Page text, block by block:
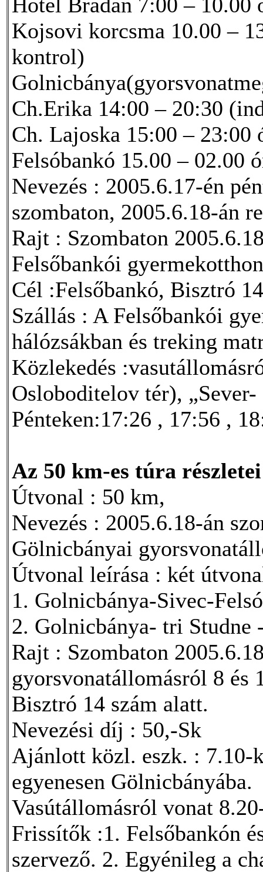
Kojsovi korcsma 10.00 –
kontrol)
Ch.Erika 14:00 – 20:30
Ch. Lajoska 15:00 –
Felsóbankó 15.00 – 02.00
Nevezés : 2005.6.17-én
szombaton, 2005.6.18-án
Rajt : Szombaton
Felsőbankói
Cél :Felsőbankó, Bisztró
Szállás : A Felsőbankói
hálózsákban és treking
Közlekedés
Osloboditelov tér),
Pénteken:17:26 , 17:56 ,
Az 50 km-es túra
Útvonal : 50 km,
Nevezés : 2005.6.18-án
Gölnicbányai
Útvonal leírása : két
1. Golnicbánya-Sivec-
2. Golnicbánya- tri Studne
Rajt : Szombaton
gyorsvonatállomásról 8 és
Bisztró 14 szám alatt.
Nevezési díj : 50,-Sk
Ajánlott közl. eszk. : 7.10-
egyenesen Gölnicbányába.
Vasútállomásról vonat
Frissítők :1. Felsőbankón
szervező. 2. Egyénileg a